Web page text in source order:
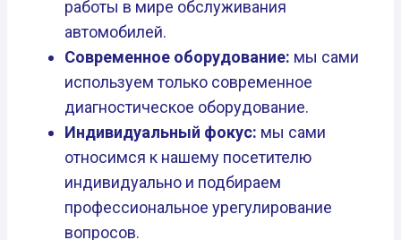
работы в мире обслуживания
автомобилей.
Современное оборудование: мы сами
используем только современное
диагностическое оборудование.
Индивидуальный фокус: мы сами
относимся к нашему посетителю
индивидуально и подбираем
профессиональное урегулирование
вопросов.